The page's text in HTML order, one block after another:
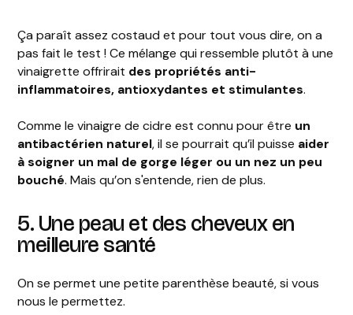
Ça paraît assez costaud et pour tout vous dire, on a
pas fait le test ! Ce mélange qui ressemble plutôt à une
vinaigrette offrirait des propriétés anti-
inflammatoires, antioxydantes et stimulantes.
Comme le vinaigre de cidre est connu pour être un
antibactérien naturel, il se pourrait qu’il puisse aider
à soigner un mal de gorge léger ou un nez un peu
bouché. Mais qu’on s'entende, rien de plus.
5. Une peau et des cheveux en
meilleure santé
On se permet une petite parenthèse beauté, si vous
nous le permettez.